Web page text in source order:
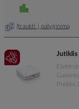
Įtraukti į palyginimą
Jutiklis
Prekės